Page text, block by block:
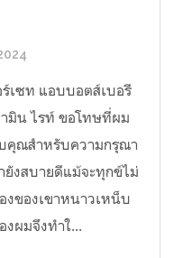
เซท แอบบอตส์เบอรี
มิน ไรท์ ขอโทษที่ผม
คุณสำหรับความกรุณา
ยังสบายดีแม้จะทุกข์ไม่
งของเขาหนาวเหน็บ
งผมจึงทำใ...